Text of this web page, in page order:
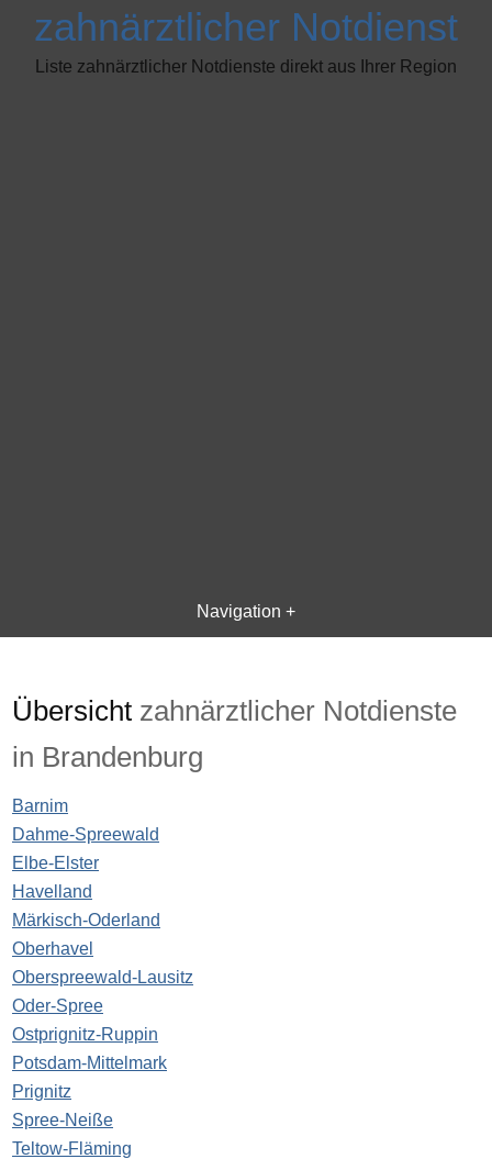
zahnärztlicher Notdienst
Liste zahnärztlicher Notdienste direkt aus Ihrer Region
Navigation +
Übersicht zahnärztlicher Notdienste
in Brandenburg
Barnim
Dahme-Spreewald
Elbe-Elster
Havelland
Märkisch-Oderland
Oberhavel
Oberspreewald-Lausitz
Oder-Spree
Ostprignitz-Ruppin
Potsdam-Mittelmark
Prignitz
Spree-Neiße
Teltow-Fläming